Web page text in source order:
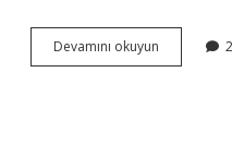
Devamını okuyun Dünyada
Kaç